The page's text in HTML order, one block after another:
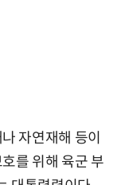
자연재해 등이
를 위해 육군 부